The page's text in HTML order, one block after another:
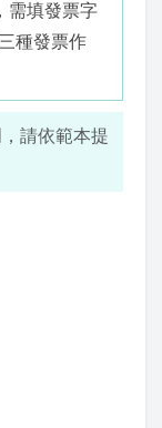
需填發票字
種發票作
請依範本提